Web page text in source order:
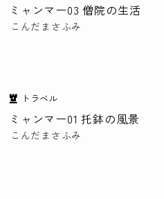
ミャンマー03 僧院の生活
こんだまさふみ
トラベル
ミャンマー01 托鉢の風景
こんだまさふみ